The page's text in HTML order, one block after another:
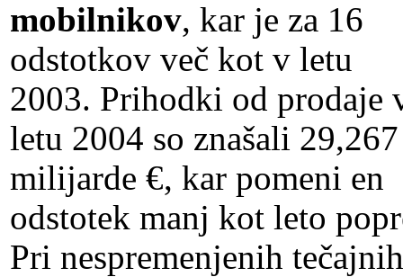
mobilnikov, kar je za 16
odstotkov več kot v letu
2003. Prihodki od prodaje
letu 2004 so znašali 29,267
milijarde €, kar pomeni en
odstotek manj kot leto
Pri nespremenjenih tečajnih